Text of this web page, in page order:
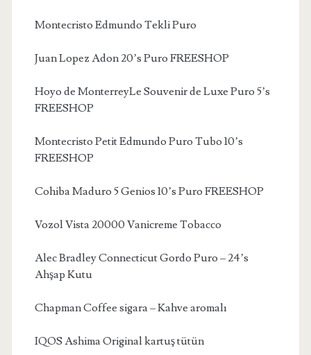
Montecristo Edmundo Tekli Puro
Juan Lopez Adon 20’s Puro FREESHOP
Hoyo de MonterreyLe Souvenir de Luxe Puro 5’s
FREESHOP
Montecristo Petit Edmundo Puro Tubo 10’s
FREESHOP
Cohiba Maduro 5 Genios 10’s Puro FREESHOP
Vozol Vista 20000 Vanicreme Tobacco
Alec Bradley Connecticut Gordo Puro – 24’s
Ahşap Kutu
Chapman Coffee sigara – Kahve aromalı
IQOS Ashima Original kartuş tütün